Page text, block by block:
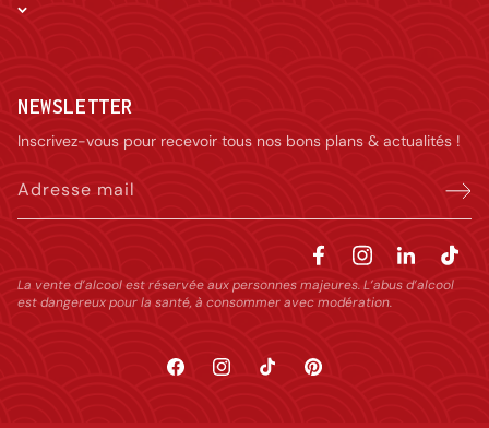
NEWSLETTER
Inscrivez-vous pour recevoir tous nos bons plans & actualités !
Adresse mail
La vente d’alcool est réservée aux personnes majeures. L’abus d’alcool
est dangereux pour la santé, à consommer avec modération.
FacebookInstagramTikTok Pinterest